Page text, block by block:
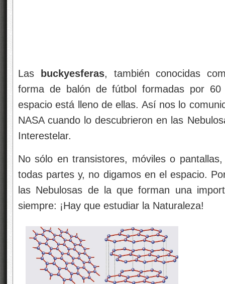
Las buckyesferas, también conocidas
forma de balón de fútbol formadas por
espacio está lleno de ellas. Así nos lo
NASA cuando lo descubrieron en las
Interestelar.
No sólo en transistores, móviles o
todas partes y, no digamos en el espacio.
las Nebulosas de la que forman una
siempre: ¡Hay que estudiar la Naturaleza!